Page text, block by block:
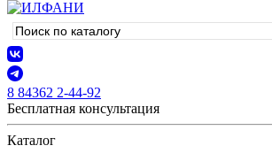
8 84362 2-44-92
Бесплатная консультация
Каталог